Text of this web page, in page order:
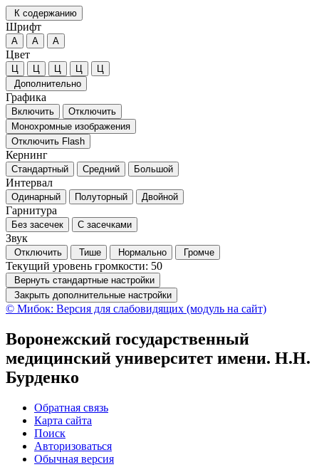
К содержанию
Шрифт
А А А
Цвет
Ц Ц Ц Ц
Ц
Дополнительно
Графика
Включить
Отключить
Монохромные изображения
Отключить Flash
Кернинг
Стандартный Средний Большой
Интервал
Одинарный Полуторный Двойной
Гарнитура
Без засечек С засечками
Звук
Отключить Тише Нормально Громче
Текущий уровень громкости: 50
Вернуть стандартные настройки
Закрыть дополнительные настройки
© Мибок: Версия для слабовидящих (модуль на сайт)
Воронежский государственный
медицинский университет имени. Н.Н.
Бурденко
Обратная связь
Карта сайта
Поиск
Авторизоваться
Обычная версия